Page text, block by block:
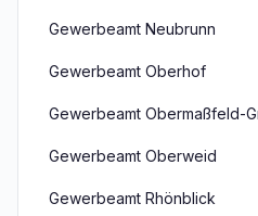
Gewerbeamt Neubrunn
Gewerbeamt Oberhof
Gewerbeamt Obermaßfeld-
Gewerbeamt Oberweid
Gewerbeamt Rhönblick